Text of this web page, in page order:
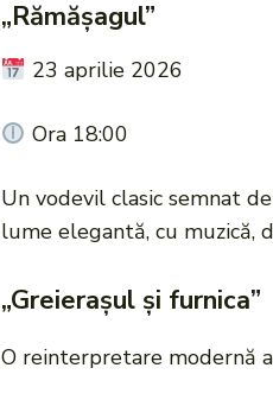
„Rămășagul”
23 aprilie 2026
Ora 18:00
Un vodevil clasic semnat
lume elegantă, cu muzică,
„Greierașul și furnica”
O reinterpretare modernă